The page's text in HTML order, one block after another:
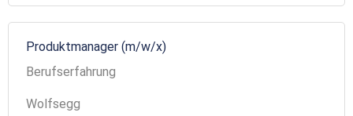
Produktmanager (m/w/x)
Berufserfahrung
Wolfsegg